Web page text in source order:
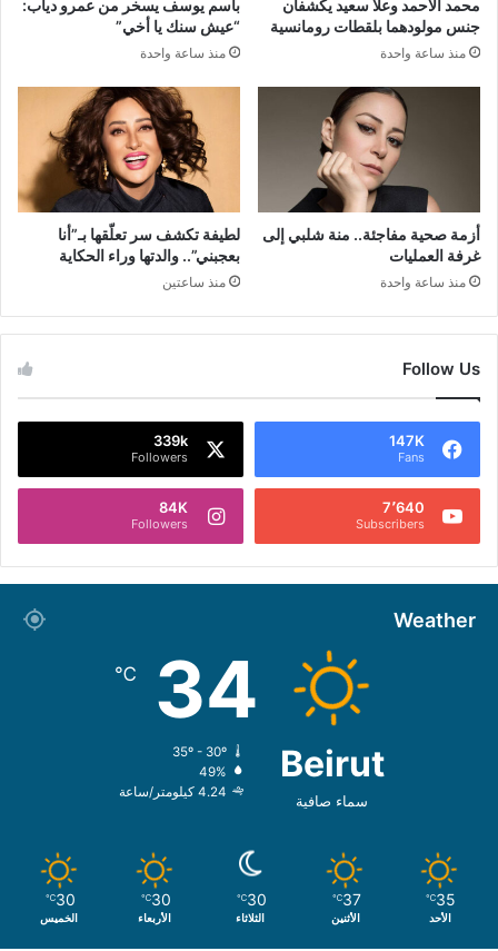
محمد الأحمد وعلا سعيد يكشفان
جنس مولودهما بلقطات رومانسية
منذ ساعة واحدة
باسم يوسف يسخر من عمرو دياب:
“عيش سنك يا أخي”
منذ ساعة واحدة
أزمة صحية مفاجئة.. منة شلبي إلى
غرفة العمليات
منذ ساعة واحدة
لطيفة تكشف سر تعلّقها بـ”أنا
بعجبني”.. والدتها وراء الحكاية
منذ ساعتين
Follow Us
147K
Fans
339k
Followers
7٬640
Subscribers
84K
Followers
Weather
Beirut
سماء صافية
34
℃
35º - 30º
49%
4.24 كيلومتر/ساعة
35
℃
الأحد
37
℃
الأثنين
30
℃
الثلاثاء
30
℃
الأربعاء
30
℃
الخميس